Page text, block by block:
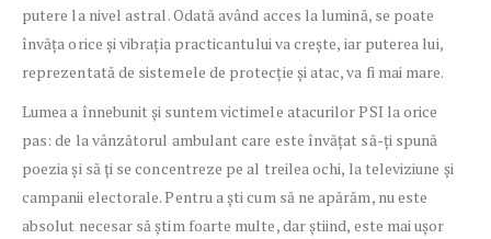
putere la nivel astral. Odată având acces la lumină, se poate
învăța orice și vibrația practicantului va crește, iar puterea lui,
reprezentată de sistemele de protecție și atac, va fi mai mare.
Lumea a înnebunit și suntem victimele atacurilor PSI la orice
pas: de la vânzătorul ambulant care este învățat să-ți spună
poezia și să ți se concentreze pe al treilea ochi, la televiziune și
campanii electorale. Pentru a ști cum să ne apărăm, nu este
absolut necesar să știm foarte multe, dar știind, este mai ușor